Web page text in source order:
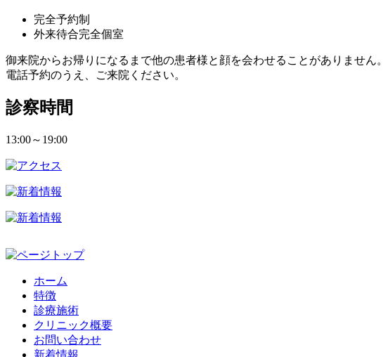
完全予約制
外来待合完全個室
御来院からお帰りになるまで他の患者様と顔を会わせることがありません。
電話予約のうえ、ご来院ください。
診察時間
13:00～19:00
ホーム
特徴
診療施術
クリニック概要
お問い合わせ